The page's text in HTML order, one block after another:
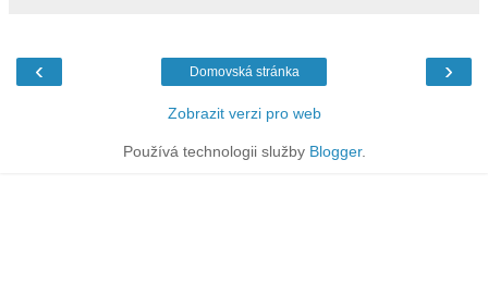
‹ ›
Domovská stránka
Zobrazit verzi pro web
Používá technologii služby Blogger.